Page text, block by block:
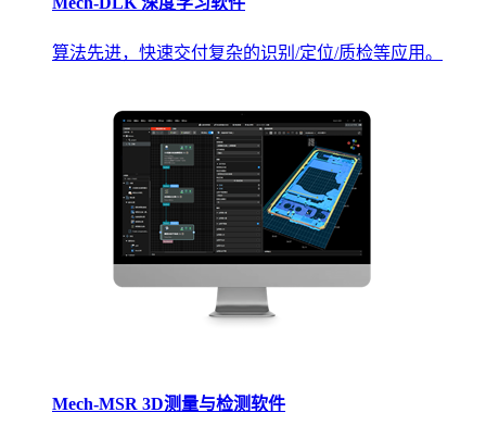
算法先进，快速交付复杂的识别/定位/质检等应用。
Mech-MSR 3D测量与检测软件